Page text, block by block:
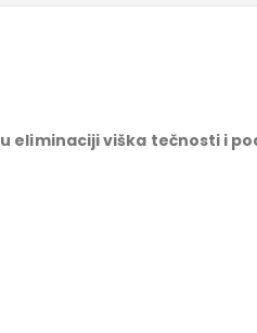
u eliminaciji viška tečnosti i